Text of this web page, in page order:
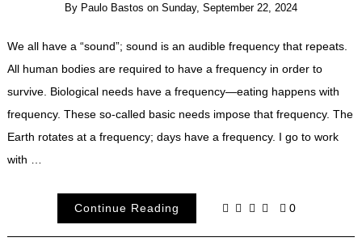
By Paulo Bastos on Sunday, September 22, 2024
We all have a “sound”; sound is an audible frequency that repeats.
All human bodies are required to have a frequency in order to
survive. Biological needs have a frequency—eating happens with
frequency. These so-called basic needs impose that frequency. The
Earth rotates at a frequency; days have a frequency. I go to work
with …
Continue Reading 0